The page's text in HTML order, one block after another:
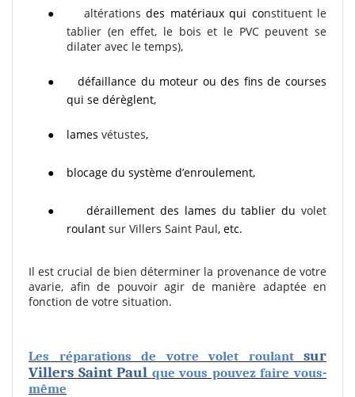
● altérations des matériaux qui constituent le
tablier (en effet, le bois et le PVC peuvent se
dilater avec le temps),
●
défaillance du moteur ou des fins de courses
qui se dérèglent,
● lames vétustes,
● blocage du système d’enroulement,
● déraillement des lames du tablier duvolet
roulant sur Villers Saint Paul, etc.
Il est crucial de bien déterminer la provenance de votre
avarie, afin de pouvoir agir de manière adaptée en
fonction de votre situation.
Les réparations de votre volet roulant sur
Villers Saint Paul que vous pouvez faire vous-
même